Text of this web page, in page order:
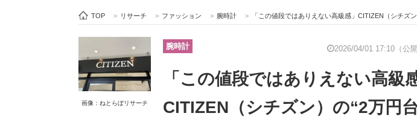
ビジネスと働き方のヒント
IT製品の技術・
TOP > リサーチ > ファッション > 腕時計 > 「この値段ではありえない高級感」CITIZEN（シチズン）の“2万円台で買える腕時計”が人気！ 「視
画像：ねとらぼリサーチ
腕時計 2026/04/01 17:10（公開
「この値段ではありえない高級
CITIZEN（シチズン）の“2万円